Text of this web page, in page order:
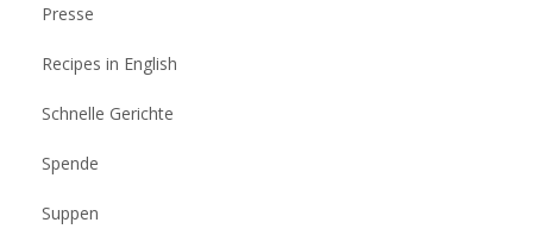
Presse
Recipes in English
Schnelle Gerichte
Spende
Suppen